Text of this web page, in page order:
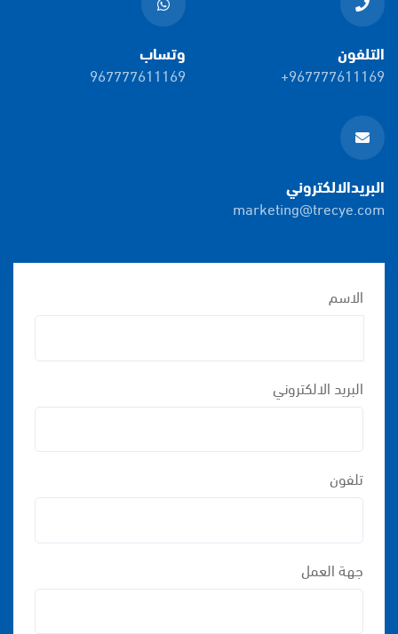
التلفون
+967777611169
وتساب
967777611169
البريدالالكتروني
marketing@trecye.com
الاسم
البريد الالكتروني
تلفون
جهة العمل